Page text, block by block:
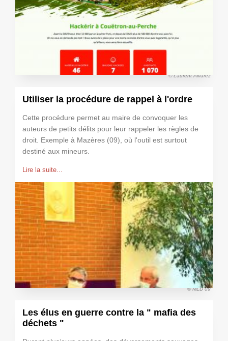
© Laurent Alvarez
Utiliser la procédure de rappel à l'ordre
Cette procédure permet au maire de convoquer les
auteurs de petits délits pour leur rappeler les règles de
droit. Exemple à Mazères (09), où l'outil est surtout
destiné aux mineurs.
Lire la suite...
© MLD 09
Les élus en guerre contre la " mafia des
déchets "